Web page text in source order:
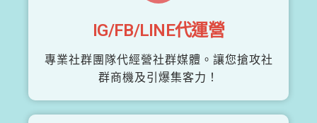
IG/FB/LINE代運營
專業社群團隊代經營社群媒體。讓您搶攻社
群商機及引爆集客力！